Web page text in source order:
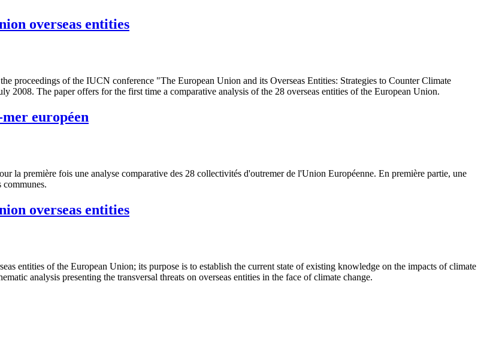
overseas entities
of the IUCN conference "The European Union and its Overseas Entities: Strategies to Counter Climate
The paper offers for the first time a comparative analysis of the 28 overseas entities of the European Union.
européen
la première fois une analyse comparative des 28 collectivités d'outremer de l'Union Européenne. En première partie, une
communes.
overseas entities
entities of the European Union; its purpose is to establish the current state of existing knowledge on the impacts of climate
analysis presenting the transversal threats on overseas entities in the face of climate change.